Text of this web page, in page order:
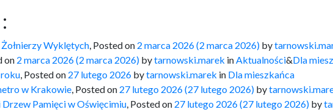
Wyklętych, Posted on 2 marca 2026(2 marca 2026) by
on 2 marca 2026(2 marca 2026) bytarnowski.marek inAktualności&Dla
, Posted on 27 lutego 2026 bytarnowski.marek in Dla mieszkańca
w Krakowie, Posted on 27 lutego 2026(27 lutego 2026) by
Pamięci w Oświęcimiu, Posted on 27 lutego 2026(27 lutego 2026) by